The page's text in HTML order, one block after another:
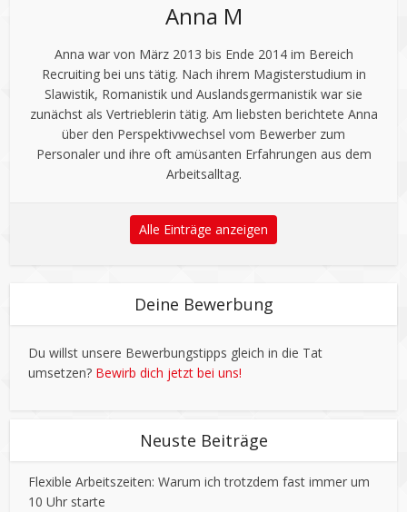
Anna M
Anna war von März 2013 bis Ende 2014 im Bereich
Recruiting bei uns tätig. Nach ihrem Magisterstudium in
Slawistik, Romanistik und Auslandsgermanistik war sie
zunächst als Vertrieblerin tätig. Am liebsten berichtete Anna
über den Perspektivwechsel vom Bewerber zum
Personaler und ihre oft amüsanten Erfahrungen aus dem
Arbeitsalltag.
Alle Einträge anzeigen
Deine Bewerbung
Du willst unsere Bewerbungstipps gleich in die Tat
umsetzen? Bewirb dich jetzt bei uns!
Neuste Beiträge
Flexible Arbeitszeiten: Warum ich trotzdem fast immer um
10 Uhr starte